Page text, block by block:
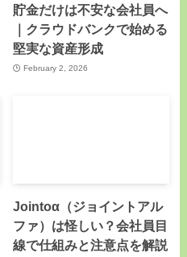
貯金だけは不安な会社員へ
｜クラウドバンクで始める
堅実な資産形成
February 2, 2026
Jointoα（ジョイントアル
ファ）は怪しい？会社員目
線で仕組みと注意点を解説